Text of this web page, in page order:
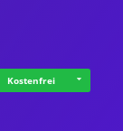
Kostenfrei